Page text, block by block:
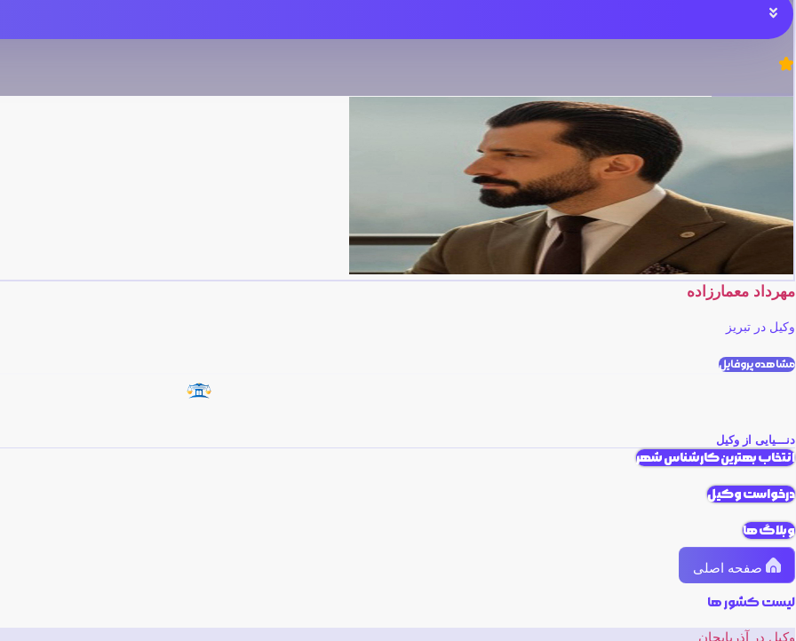
مهرداد معمارزاده
وکیل در تبریز
مشاهده پروفایل
دنـــیایی از وکیل
انتخاب بهترین کارشناس شهر
درخواست وکیل
وبلاگ ها
صفحه اصلی
لیست کشور ها
وکیل در آذربایجان